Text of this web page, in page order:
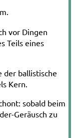
vor Dingen
Teils eines
ballistische
Kern.
sobald beim
-­Geräusch zu